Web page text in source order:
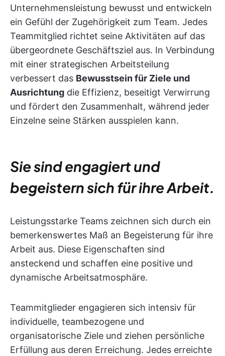
Unternehmensleistung bewusst und entwickeln
ein Gefühl der Zugehörigkeit zum Team. Jedes
Teammitglied richtet seine Aktivitäten auf das
übergeordnete Geschäftsziel aus. In Verbindung
mit einer strategischen Arbeitsteilung
verbessert das Bewusstsein für Ziele und
Ausrichtung die Effizienz, beseitigt Verwirrung
und fördert den Zusammenhalt, während jeder
Einzelne seine Stärken ausspielen kann.
Sie sind engagiert und
begeistern sich für ihre Arbeit.
Leistungsstarke Teams zeichnen sich durch ein
bemerkenswertes Maß an Begeisterung für ihre
Arbeit aus. Diese Eigenschaften sind
ansteckend und schaffen eine positive und
dynamische Arbeitsatmosphäre.
Teammitglieder engagieren sich intensiv für
individuelle, teambezogene und
organisatorische Ziele und ziehen persönliche
Erfüllung aus deren Erreichung. Jedes erreichte